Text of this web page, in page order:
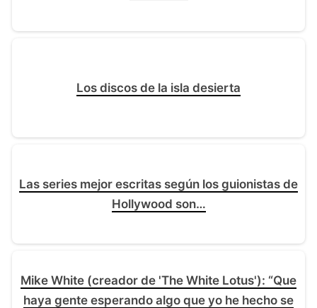
Los discos de la isla desierta
Las series mejor escritas según los guionistas de
Hollywood son…
Mike White (creador de 'The White Lotus'): “Que
haya gente esperando algo que yo he hecho se